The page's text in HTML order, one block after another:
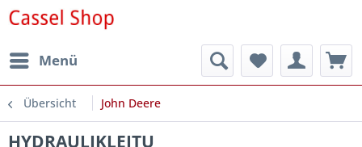
Menü
Übersicht John Deere
HYDRAULIKLEITU